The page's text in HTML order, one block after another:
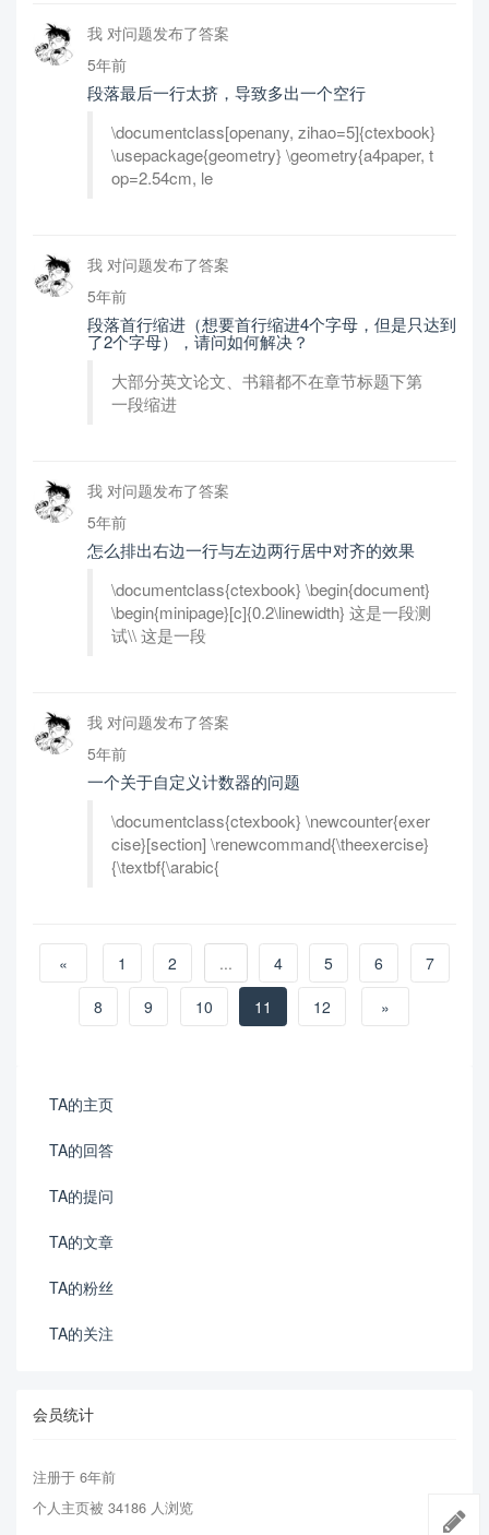
我 对问题发布了答案
5年前
段落最后一行太挤，导致多出一个空行
\documentclass[openany, zihao=5]{ctexbook}
\usepackage{geometry} \geometry{a4paper, t
op=2.54cm, le
我 对问题发布了答案
5年前
段落首行缩进（想要首行缩进4个字母，但是只达到
了2个字母），请问如何解决？
大部分英文论文、书籍都不在章节标题下第
一段缩进
我 对问题发布了答案
5年前
怎么排出右边一行与左边两行居中对齐的效果
\documentclass{ctexbook} \begin{document}
\begin{minipage}[c]{0.2\linewidth} 这是一段测
试\\ 这是一段
我 对问题发布了答案
5年前
一个关于自定义计数器的问题
\documentclass{ctexbook} \newcounter{exer
cise}[section] \renewcommand{\theexercise}
{\textbf{\arabic{
« 1 2 ... 4 5 6
7
8
9 10 11 12 »
TA的主页
TA的回答
TA的提问
TA的文章
TA的粉丝
TA的关注
会员统计
注册于 6年前
个人主页被 34186 人浏览